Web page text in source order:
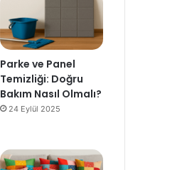
Parke ve Panel
Temizliği: Doğru
Bakım Nasıl Olmalı?
24 Eylül 2025